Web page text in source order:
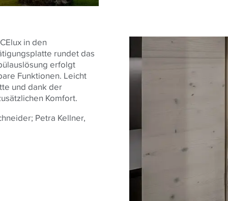
in den
rundet das
erfolgt
Funktionen. Leicht
und dank der
Komfort.
Petra Kellner,